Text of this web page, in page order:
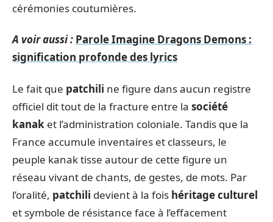
cérémonies coutumières.
A voir aussi : Parole Imagine Dragons Demons :
signification profonde des lyrics
Le fait que patchili ne figure dans aucun registre
officiel dit tout de la fracture entre la société
kanak et l’administration coloniale. Tandis que la
France accumule inventaires et classeurs, le
peuple kanak tisse autour de cette figure un
réseau vivant de chants, de gestes, de mots. Par
l’oralité, patchili devient à la fois héritage culturel
et symbole de résistance face à l’effacement